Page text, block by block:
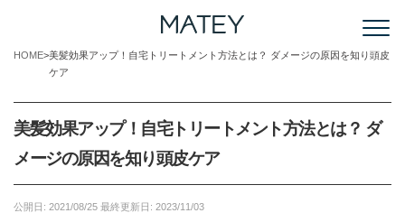
HOME 美髪効果アップ！自宅トリートメント方法とは？ ダメージの原因を知り頭皮
ケア
美髪効果アップ！自宅トリートメント方法とは？ ダ
メージの原因を知り頭皮ケア
公開日: 2021/08/25 最終更新日: 2023/11/03